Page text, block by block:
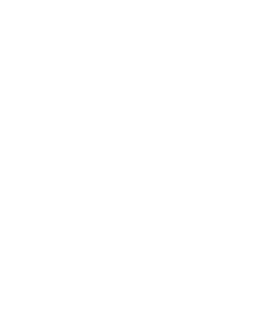
Personen. Schauen Sie sich in Ruhe